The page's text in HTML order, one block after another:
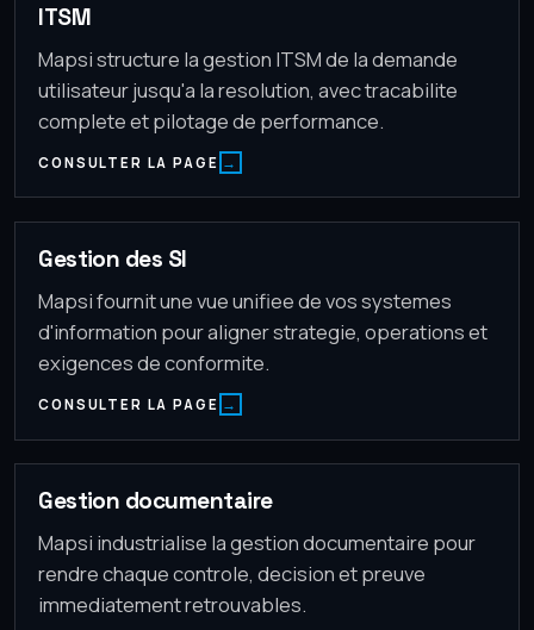
ITSM
Mapsi structure la gestion ITSM de la demande
utilisateur jusqu'a la resolution, avec tracabilite
complete et pilotage de performance.
CONSULTER LA PAGE
Gestion des SI
Mapsi fournit une vue unifiee de vos systemes
d'information pour aligner strategie, operations et
exigences de conformite.
CONSULTER LA PAGE
Gestion documentaire
Mapsi industrialise la gestion documentaire pour
rendre chaque controle, decision et preuve
immediatement retrouvables.